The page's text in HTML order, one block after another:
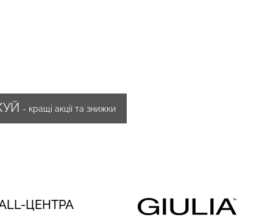
- кращі акції та знижки
ЦЕНТРА